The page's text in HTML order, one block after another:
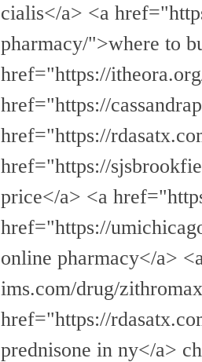
cialis</a> <a
pharmacy/">where to
href="https://
href="https://
href="https://
href="https://
price</a> <a
href="https://
online pharmacy</a>
ims.com/drug/
href="https://
prednisone in ny</a>